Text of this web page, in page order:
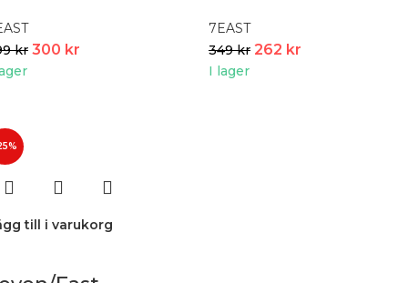
kr 300 kr
7EAST
349kr 262 kr
I lager
till i varukorg